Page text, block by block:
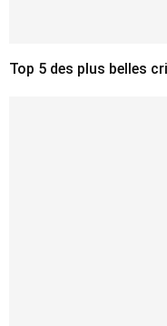
Top 5 des plus belles